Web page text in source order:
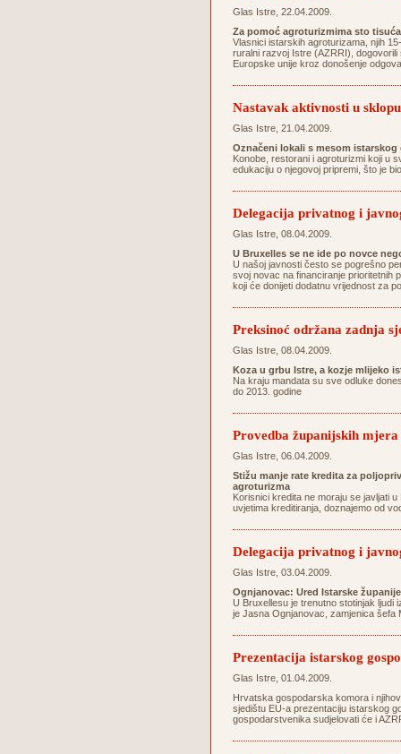
Glas Istre, 22.04.2009.
Za pomoć agroturizmima sto
Vlasnici istarskih agroturizama, njih
ruralni razvoj Istre (AZRRI),
Europske unije kroz donošenje
Nastavak aktivnosti u
Glas Istre, 21.04.2009.
Označeni lokali s mesom istarskog
Konobe, restorani i agroturizmi koji u
edukaciju o njegovoj pripremi, što je
Delegacija privatnog i
Glas Istre, 08.04.2009.
U Bruxelles se ne ide po novce
U našoj javnosti često se pogrešno
svoj novac na financiranje prioritetnih
koji će donijeti dodatnu vrijednost za
Preksinoć održana zadnja
Glas Istre, 08.04.2009.
Koza u grbu Istre, a kozje mlijeko
Na kraju mandata su sve odluke
do 2013. godine
Provedba županijskih
Glas Istre, 06.04.2009.
Stižu manje rate kredita za
agroturizma
Korisnici kredita ne moraju se javljati
uvjetima kreditiranja, doznajemo od
Delegacija privatnog i
Glas Istre, 03.04.2009.
Ognjanovac: Ured Istarske
U Bruxellesu je trenutno stotinjak ljudi
je Jasna Ognjanovac, zamjenica šefa
Prezentacija istarskog
Glas Istre, 01.04.2009.
Hrvatska gospodarska komora i
sjedištu EU-a prezentaciju istarskog
gospodarstvenika sudjelovati će i